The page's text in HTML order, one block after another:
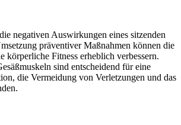
negativen Auswirkungen eines sitzenden
präventiver Maßnahmen können die
körperliche Fitness erheblich verbessern.
sind entscheidend für eine
die Vermeidung von Verletzungen und das